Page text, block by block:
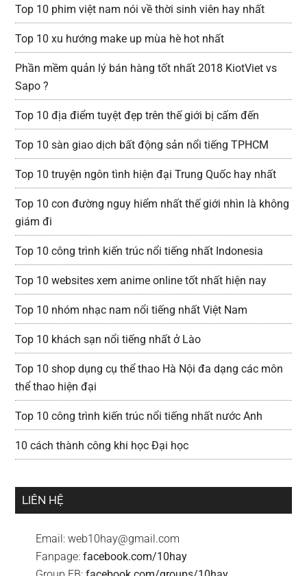
Top 10 phim việt nam nói về thời sinh viên hay nhất
Top 10 xu hướng make up mùa hè hot nhất
Phần mềm quản lý bán hàng tốt nhất 2018 KiotViet vs
Sapo ?
Top 10 địa điểm tuyệt đẹp trên thế giới bị cấm đến
Top 10 sàn giao dịch bất động sản nổi tiếng TPHCM
Top 10 truyện ngôn tình hiện đại Trung Quốc hay nhất
Top 10 con đường nguy hiểm nhất thế giới nhìn là không
giám đi
Top 10 công trình kiến trúc nổi tiếng nhất Indonesia
Top 10 websites xem anime online tốt nhất hiện nay
Top 10 nhóm nhạc nam nổi tiếng nhất Việt Nam
Top 10 khách sạn nổi tiếng nhất ở Lào
Top 10 shop dụng cụ thể thao Hà Nội đa dạng các môn
thể thao hiện đại
Top 10 công trình kiến trúc nổi tiếng nhất nước Anh
10 cách thành công khi học Đại học
LIÊN HỆ
Email:web10hay@gmail.com
Fanpage:facebook.com/10hay